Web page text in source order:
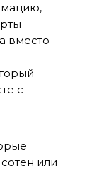
вместо
с
или